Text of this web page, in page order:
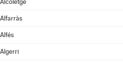
Alcoletge
Alfarràs
Alfés
Algerri